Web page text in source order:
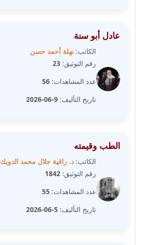
عاملة
مدونة شريف ابراهيم
عاملة
مدونة شيماء الجمل
عاملة
عاملة
مدونة شيماء عبد المقصود
عاملة
مدونة شيماء عصام
عاملة
عادل أبو سنة
الكاتب: نهلة أحمد حسن
رقم التوثيق: 23
عدد المشاهدات: 56
تاريخ التأليف: 9-06-2026
الطب وقيمته
الكاتب: د. راقية جلال محمد الدويك
رقم التوثيق: 1842
عدد المشاهدات: 55
تاريخ التأليف: 5-06-2026